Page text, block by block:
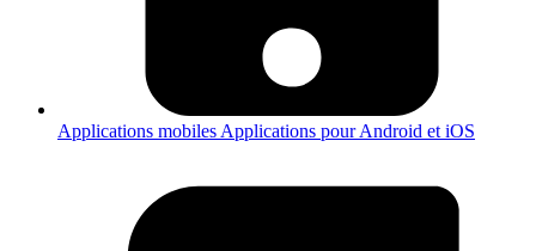
Applications mobiles Applications pour Android et iOS